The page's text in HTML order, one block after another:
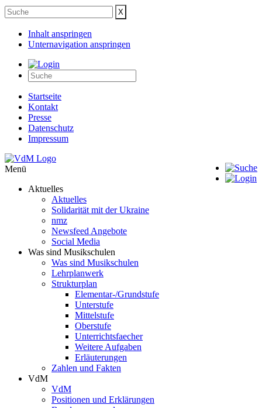
Inhalt anspringen
Unternavigation anspringen
Startseite
Kontakt
Presse
Datenschutz
Impressum
Menü
Aktuelles
Aktuelles
Solidarität mit der Ukraine
nmz
Newsfeed Angebote
Social Media
Was sind Musikschulen
Was sind Musikschulen
Lehrplanwerk
Strukturplan
Elementar-/Grundstufe
Unterstufe
Mittelstufe
Oberstufe
Unterrichtsfaecher
Weitere Aufgaben
Erläuterungen
Zahlen und Fakten
VdM
VdM
Positionen und Erklärungen